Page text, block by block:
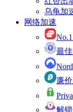
乌龟加
网络加速
最
廉
解